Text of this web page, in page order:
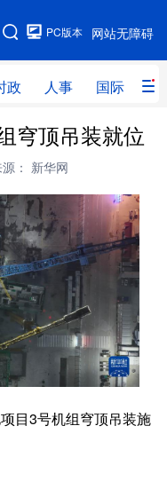
网站无障碍
PC版本
政 人事 国际 财
时政 人事
网评
连线 教育
量子 体育
健康
图片 政务
金融 汽车
银龄 溯源中国
穹顶吊装就位
： 新华网
目3号机组穹顶吊装施